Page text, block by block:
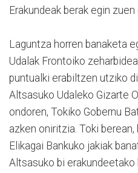
Erakundeak berak egin zuen
Laguntza horren banaketa
Udalak Frontoiko
puntualki erabiltzen utziko
Altsasuko Udaleko Gizarte
ondoren, Tokiko Gobernu
azken oniritzia. Toki
Elikagai Bankuko jakiak
Altsasuko bi erakundeetako